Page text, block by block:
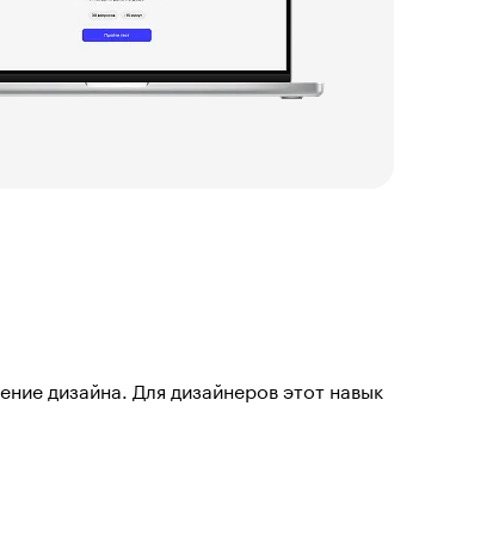
дизайна. Для дизайнеров этот навык